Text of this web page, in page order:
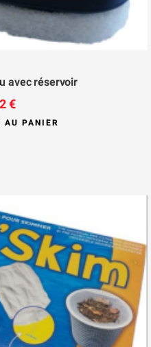
avec réservoir
€
AU PANIER